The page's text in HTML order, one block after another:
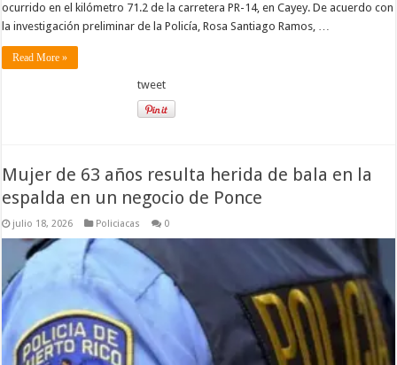
ocurrido en el kilómetro 71.2 de la carretera PR-14, en Cayey. De acuerdo con
la investigación preliminar de la Policía, Rosa Santiago Ramos, …
Read More »
tweet
Mujer de 63 años resulta herida de bala en la
espalda en un negocio de Ponce
julio 18, 2026 Policiacas 0